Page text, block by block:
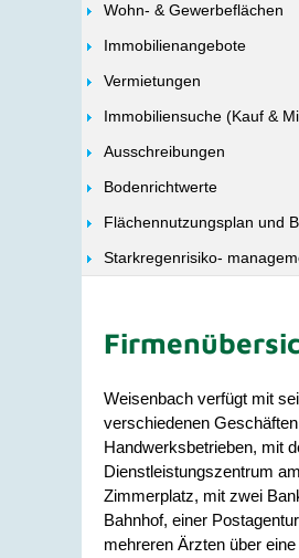
Wohn- & Gewerbeflächen
Immobilienangebote
Vermietungen
Immobiliensuche (Kauf &
Ausschreibungen
Bodenrichtwerte
Flächennutzungsplan und
Starkregenrisiko-
Weisenbach verfügt mit
verschiedenen
Handwerksbetrieben, mit
Dienstleistungszentrum am
Zimmerplatz, mit zwei
Bahnhof, einer
mehreren Ärzten über eine